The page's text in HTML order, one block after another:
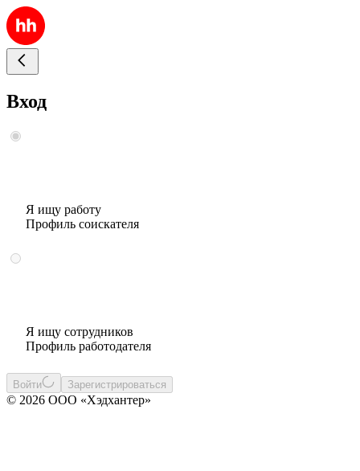
Вход
Я ищу работу
Профиль соискателя
Я ищу сотрудников
Профиль работодателя
Войти Зарегистрироваться
© 2026 ООО «Хэдхантер»